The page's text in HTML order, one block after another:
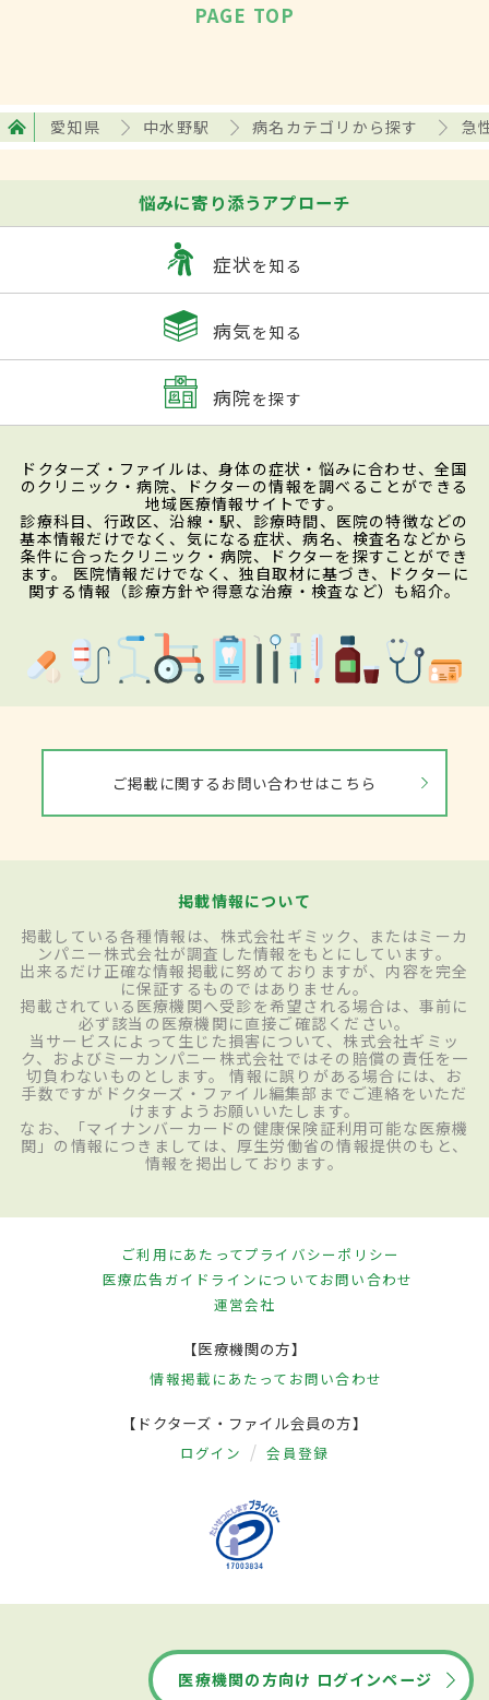
PAGE TOP
愛知県 中水野駅 病名カテゴリから探す 急
悩みに寄り添うアプローチ
症状を知る
病気を知る
病院を探す
ドクターズ・ファイルは、身体の症状・悩みに合わせ、全国
のクリニック・病院、ドクターの情報を調べることができる
地域医療情報サイトです。
診療科目、行政区、沿線・駅、診療時間、医院の特徴などの
基本情報だけでなく、気になる症状、病名、検査名などから
条件に合ったクリニック・病院、ドクターを探すことができ
ます。 医院情報だけでなく、独自取材に基づき、ドクターに
関する情報（診療方針や得意な治療・検査など）も紹介。
ご掲載に関するお問い合わせはこちら
掲載情報について
掲載している各種情報は、株式会社ギミック、またはミーカ
ンパニー株式会社が調査した情報をもとにしています。
出来るだけ正確な情報掲載に努めておりますが、内容を完全
に保証するものではありません。
掲載されている医療機関へ受診を希望される場合は、事前に
必ず該当の医療機関に直接ご確認ください。
当サービスによって生じた損害について、株式会社ギミッ
ク、およびミーカンパニー株式会社ではその賠償の責任を一
切負わないものとします。 情報に誤りがある場合には、お
手数ですがドクターズ・ファイル編集部までご連絡をいただ
けますようお願いいたします。
なお、「マイナンバーカードの健康保険証利用可能な医療機
関」の情報につきましては、厚生労働省の情報提供のもと、
情報を掲出しております。
ご利用にあたってプライバシーポリシー
医療広告ガイドラインについてお問い合わせ
運営会社
【医療機関の方】
情報掲載にあたって お問い合わせ
【ドクターズ・ファイル会員の方】
ログイン 会員登録
医療機関の方向け ログインページ